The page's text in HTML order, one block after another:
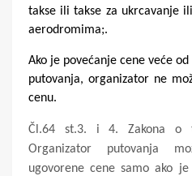
takse ili takse za ukrcavanje
aerodromima;.
Ako je povećanje cene veće
putovanja, organizator ne
cenu.
Čl.64 st.3. i 4. Zakona o
Organizator putovanja
ugovorene cene samo ako